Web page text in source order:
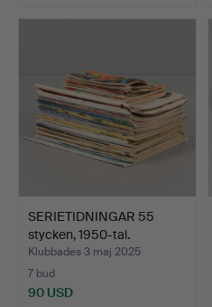
SERIETIDNINGAR 55
stycken, 1950-tal.
Klubbades 3 maj 2025
7 bud
90 USD